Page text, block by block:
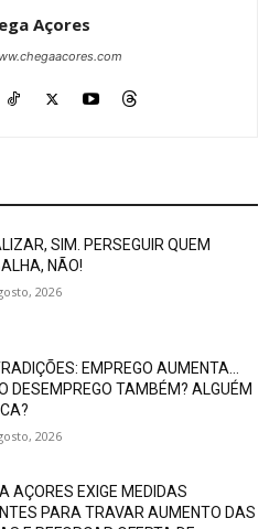
Açores
SIM. PERSEGUIR QUEM
NÃO!
2026
EMPREGO AUMENTA…
DESEMPREGO TAMBÉM? ALGUÉM
2026
AÇORES EXIGE MEDIDAS
PARA TRAVAR AUMENTO DAS